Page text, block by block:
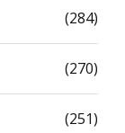
(284)
(270)
(251)